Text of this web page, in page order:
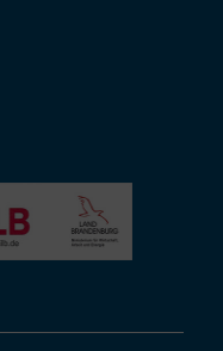
auf einem Endgerät
Werbung
Inhalte
von Inhalten
aktiv abfragen